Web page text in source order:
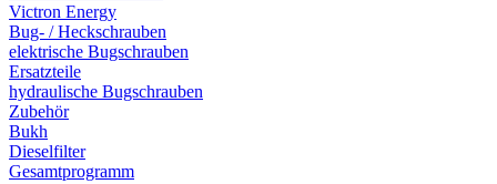
Victron Energy
Bug- / Heckschrauben
elektrische Bugschrauben
Ersatzteile
hydraulische Bugschrauben
Zubehör
Bukh
Dieselfilter
Gesamtprogramm